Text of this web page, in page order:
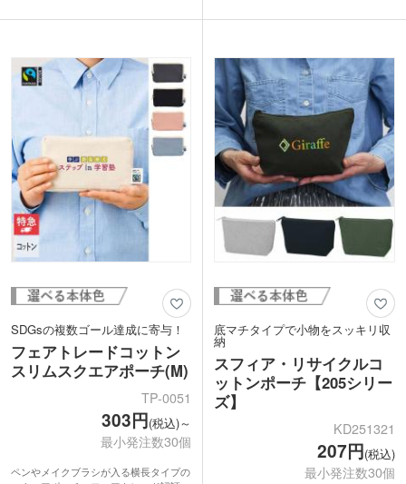
1色かフルカラーでロゴやイラストをプ
すめです。カラーバリエーションが豊富
で、お好きな本体色をお選びいただけま
やライブなどの推し活シーンにぴった
トのプリントができます。ショップの購
入特典のノベルティやオリジナルグッズ
などにおすすめです。豊富なカラーバリ
エーションからお好きな本体色を選べま
す。
SDGsの複数ゴール達成に寄与！
フェアトレードコットン
スリムスクエアポーチ(M)
TP-0051
303円(税込)～
最小発注数30個
ペンやメイクブラシが入る横長タイプの
底マチタイプで小物をスッキリ収
納
スフィア・リサイクルコ
ットンポーチ【205シリー
ズ】
KD251321
207円(税込)
最小発注数30個